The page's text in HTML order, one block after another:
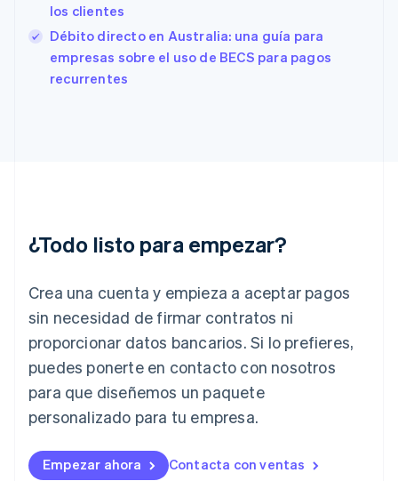
los clientes
Débito directo en Australia: una guía para
empresas sobre el uso de BECS para pagos
recurrentes
¿Todo listo para empezar?
Crea una cuenta y empieza a aceptar pagos
sin necesidad de firmar contratos ni
proporcionar datos bancarios. Si lo prefieres,
puedes ponerte en contacto con nosotros
para que diseñemos un paquete
personalizado para tu empresa.
Empezar ahora Contacta con ventas
English
Finlandia
EnglishSvenska
Francia
Irlanda
Italia
English
Japón
日本語English
Letonia
Liechtenstein
DeutschEnglish
English
Luxemburgo